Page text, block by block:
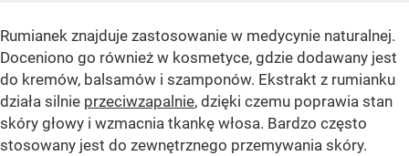
Rumianek znajduje zastosowanie w medycynie naturalnej.
Doceniono go również w kosmetyce, gdzie dodawany jest
do kremów, balsamów i szamponów. Ekstrakt z rumianku
działa silnie przeciwzapalnie, dzięki czemu poprawia stan
skóry głowy i wzmacnia tkankę włosa. Bardzo często
stosowany jest do zewnętrznego przemywania skóry.